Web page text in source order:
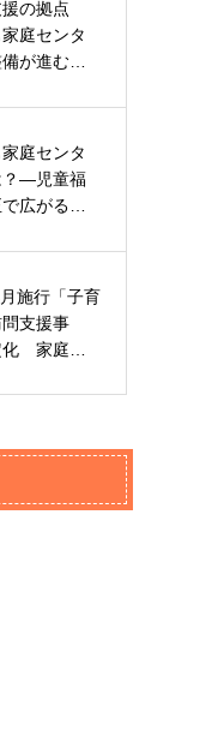
の拠点
家庭センタ
が進む
家庭センタ
？—児童福
広がる地
施行「子育
支援事
家庭訪